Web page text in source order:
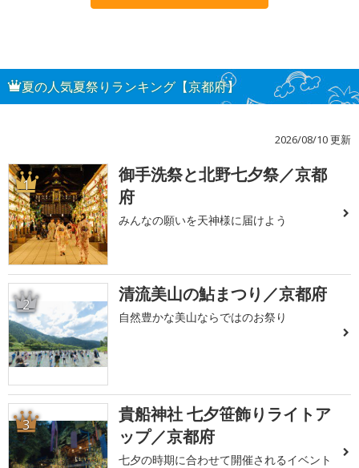
夏の人気夏祭りランキング【京都府】
2026/08/10 更新
1
御手洗祭と北野七夕祭／京都
府
みんなの願いを天神様に届けよう
2 清流美山の鮎まつり／京都府
自然豊かな美山ならではのお祭り
3
貴船神社 七夕笹飾りライトア
ップ／京都府
七夕の時期に合わせて開催されるイベント